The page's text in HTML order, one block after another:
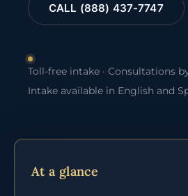
CALL (888) 437-7747
Toll-free intake · Consultations
Intake available in English and
At a glance